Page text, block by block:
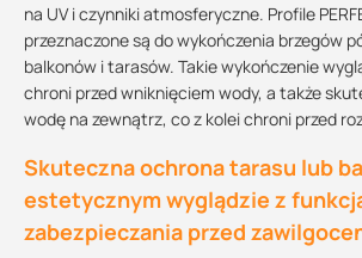
na UV i czynniki atmosferyczne. Profile
przeznaczone są do wykończenia brzegów
balkonów i tarasów. Takie wykończenie
chroni przed wniknięciem wody, a także
wodę na zewnątrz, co z kolei chroni przed
Skuteczna ochrona tarasu lub
estetycznym wyglądzie z
zabezpieczania przed